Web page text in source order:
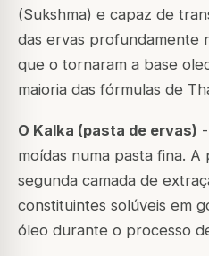
(Sukshma) e capaz de
das ervas profundamente
que o tornaram a base
maioria das fórmulas de
O Kalka (pasta de ervas)
moídas numa pasta fina.
segunda camada de
constituintes solúveis em
óleo durante o processo